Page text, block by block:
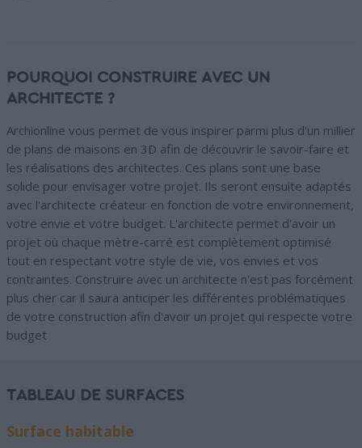
POURQUOI CONSTRUIRE AVEC UN
ARCHITECTE ?
Archionline vous permet de vous inspirer parmi plus d'un millier
de plans de maisons en 3D afin de découvrir le savoir-faire et
les réalisations des architectes. Ces plans sont une base
solide pour envisager votre projet. Ils seront ensuite adaptés
avec l'architecte créateur en fonction de votre environnement,
votre envie et votre budget. L'architecte permet d'avoir un
projet où chaque mètre-carré est complètement optimisé
tout en respectant votre style de vie, vos envies et vos
contraintes. Construire avec un architecte n'est pas forcément
plus cher car il saura anticiper les différentes problématiques
de votre construction afin d'avoir un projet qui respecte votre
budget
TABLEAU DE SURFACES
Surface habitable